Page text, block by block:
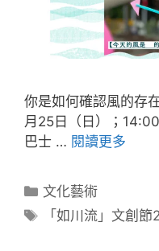
你是如何確認風的存
月25日（日）；
巴士 … 閱讀更多
文化藝術
「如川流」文創